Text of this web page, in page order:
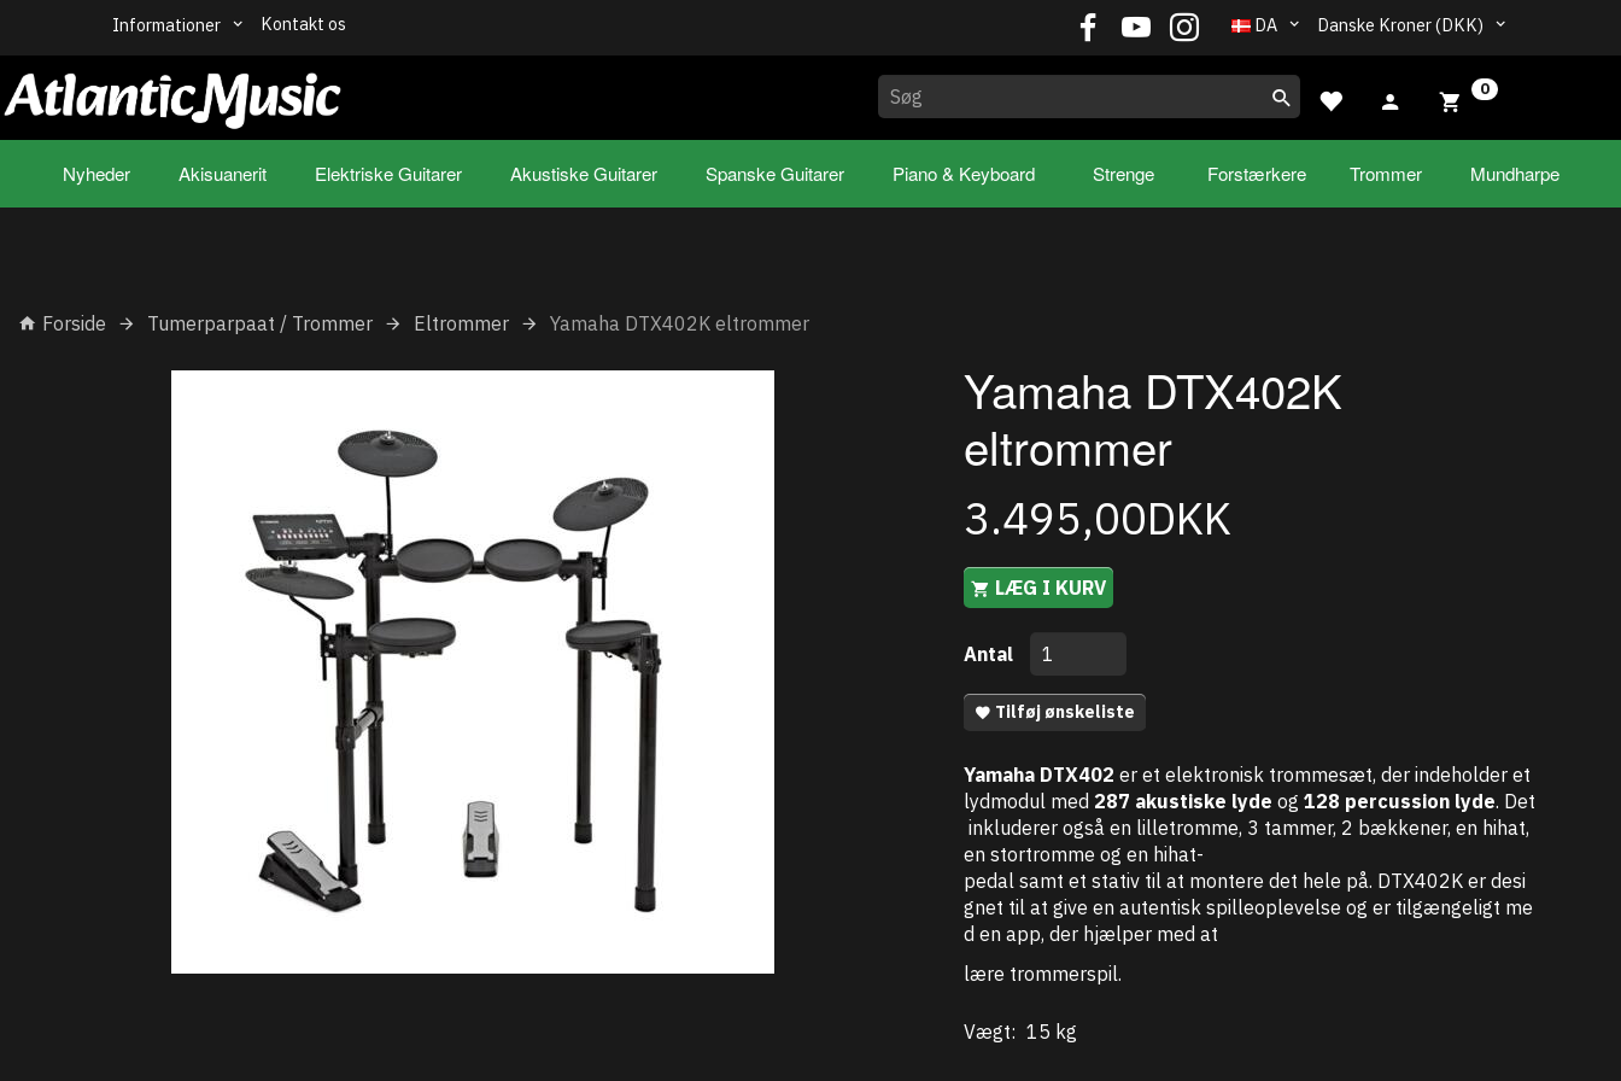
Danske Kroner (DKK)
DA
Informationer Kontakt os
0
Nyheder Akisuanerit Elektriske Guitarer Akustiske Guitarer Spanske Guitarer Piano & Keyboard Strenge Forstærkere Trommer Mundharpe
Forside Tumerparpaat / Trommer Eltrommer Yamaha DTX402K eltrommer
Yamaha DTX402K
eltrommer
3.495,00DKK
LÆG I KURV
Antal
Tilføj ønskeliste
Yamaha DTX402 er et elektronisk trommesæt, der indeholder et
lydmodul med 287 akustiske lyde og 128 percussion lyde. Det
inkluderer også en lilletromme, 3 tammer, 2 bækkener, en hihat,
en stortromme og en hihat-
pedal samt et stativ til at montere det hele på. DTX402K er desi
gnet til at give en autentisk spilleoplevelse og er tilgængeligt me
d en app, der hjælper med at
lære trommerspil.
Vægt: 15 kg